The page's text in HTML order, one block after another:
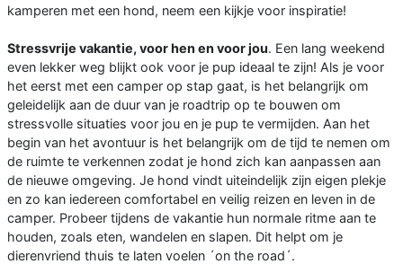
kamperen met een hond, neem een kijkje voor inspiratie!
Stressvrije vakantie, voor hen en voor jou. Een lang weekend
even lekker weg blijkt ook voor je pup ideaal te zijn! Als je voor
het eerst met een camper op stap gaat, is het belangrijk om
geleidelijk aan de duur van je roadtrip op te bouwen om
stressvolle situaties voor jou en je pup te vermijden. Aan het
begin van het avontuur is het belangrijk om de tijd te nemen om
de ruimte te verkennen zodat je hond zich kan aanpassen aan
de nieuwe omgeving. Je hond vindt uiteindelijk zijn eigen plekje
en zo kan iedereen comfortabel en veilig reizen en leven in de
camper. Probeer tijdens de vakantie hun normale ritme aan te
houden, zoals eten, wandelen en slapen. Dit helpt om je
dierenvriend thuis te laten voelen ´on the road´.